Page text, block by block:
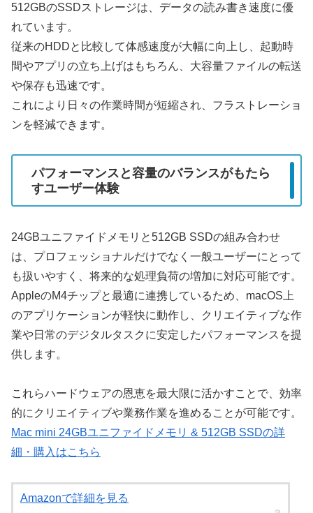
512GBのSSDストレージは、データの読み書き速度に優
れています。
従来のHDDと比較して体感速度が大幅に向上し、起動時
間やアプリの立ち上げはもちろん、大容量ファイルの転送
や保存も迅速です。
これにより日々の作業時間が短縮され、フラストレーショ
ンを軽減できます。
パフォーマンスと容量のバランスがもたら
すユーザー体験
24GBユニファイドメモリと512GB SSDの組み合わせ
は、プロフェッショナルだけでなく一般ユーザーにとって
も扱いやすく、将来的な処理負荷の増加に対応可能です。
AppleのM4チップと最適に連携しているため、macOS上
のアプリケーションが軽快に動作し、クリエイティブな作
業や日常のデジタルタスクに安定したパフォーマンスを提
供します。
これらハードウェアの恩恵を最大限に活かすことで、効率
的にクリエイティブや業務作業を進めることが可能です。
Mac mini 24GBユニファイドメモリ & 512GB SSDの詳
細・購入はこちら
Amazonで詳細を見る